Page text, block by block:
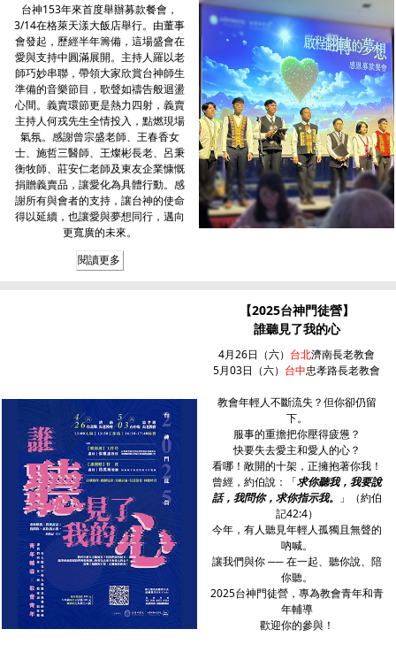
台神153年來首度舉辦募款餐會，
3/14在格萊天漾大飯店舉行。由董事
會發起，歷經半年籌備，這場盛會在
愛與支持中圓滿展開。主持人羅以老
師巧妙串聯，帶領大家欣賞台神師生
準備的音樂節目，歌聲如禱告般迴盪
心間。義賣環節更是熱力四射，義賣
主持人何戎先生全情投入，點燃現場
氣氛。感謝曾宗盛老師、王春香女
士、施哲三醫師、王燦彬長老、呂秉
衡牧師、莊安仁老師及東友企業慷慨
捐贈義賣品，讓愛化為具體行動。感
謝所有與會者的支持，讓台神的使命
得以延續，也讓愛與夢想同行，邁向
更寬廣的未來。
閱讀更多
【2025台神門徒營】
誰聽見了我的心
4月26日（六） 台北濟南長老教會
5月03日（六） 台中忠孝路長老教會
教會年輕人不斷流失？但你卻仍留
下。
服事的重擔把你壓得疲憊？
快要失去愛主和愛人的心？
看哪！敞開的十架，正擁抱著你我！
曾經，約伯說：「求你聽我，我要說
話，我問你，求你指示我。
」（約伯
記42:4）
今年，有人聽見年輕人孤獨且無聲的
吶喊。
讓我們與你 ── 在一起、聽你說、陪
你聽。
2025台神門徒營，專為教會青年和青
年輔導
歡迎你的參與！